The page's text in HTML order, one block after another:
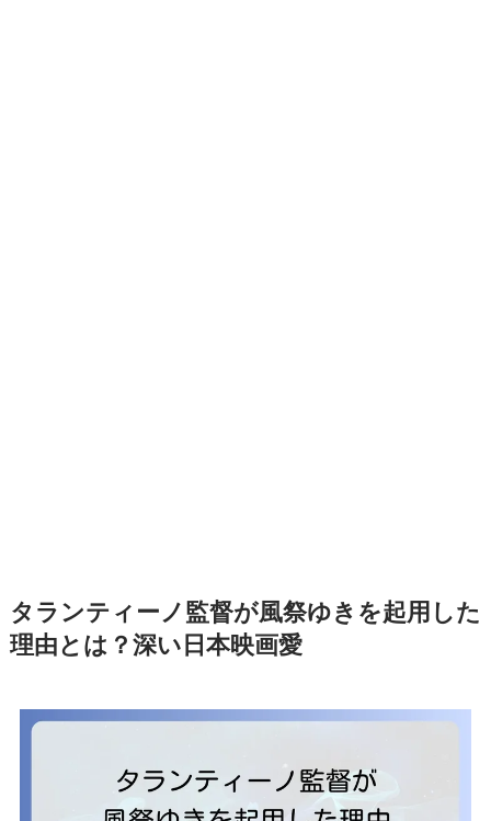
タランティーノ監督が風祭ゆきを起用した
理由とは？深い日本映画愛